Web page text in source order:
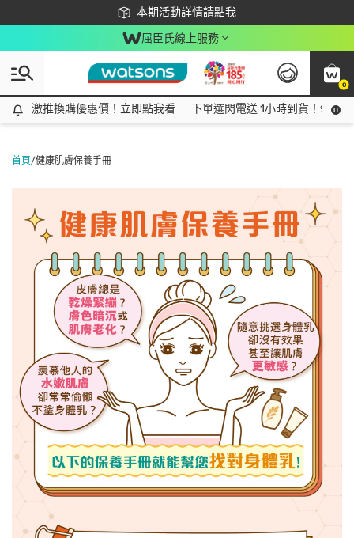
本期活動詳情請點我
下載app最高回饋$350
屈臣氏線上服務
0
激推換購優惠價！立即點我看
激推換購優惠價！立即點我看 下單選閃電送 1小時到貨！領神
首頁/健康肌膚保養手冊